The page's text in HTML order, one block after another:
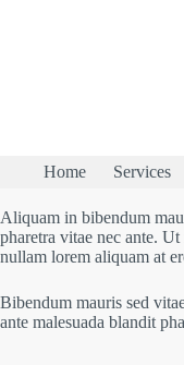
Home Services
Aliquam in bibendum
pharetra vitae nec ante.
nullam lorem aliquam at
Bibendum mauris sed
ante malesuada blandit